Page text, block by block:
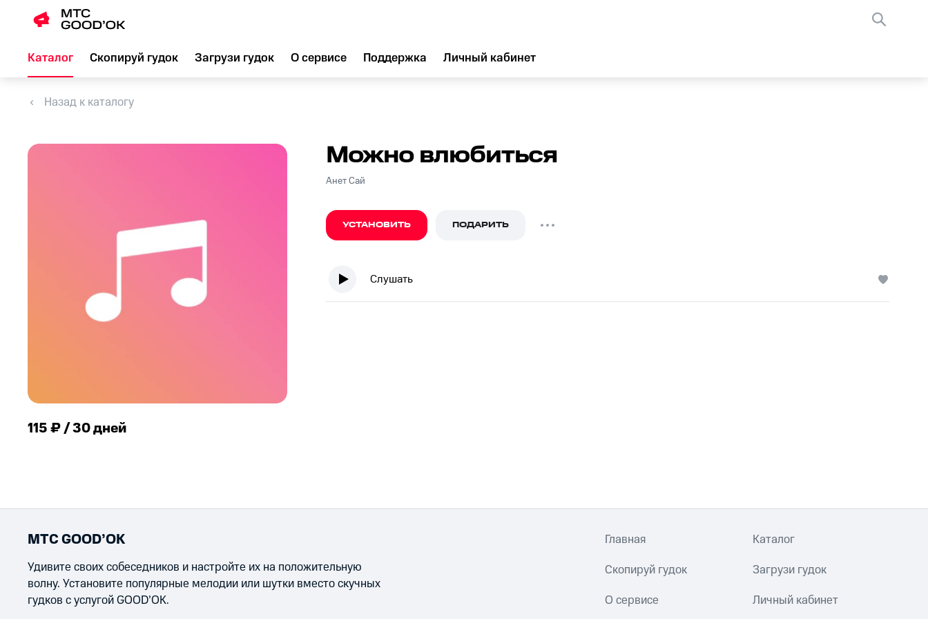
Каталог Скопируй гудок Загрузи гудок О сервисе Поддержка Личный кабинет
Назад к каталогу
115 ₽ / 30 дней
Можно влюбиться
Анет Сай
УСТАНОВИТЬ ПОДАРИТЬ
Слушать
МТС GOOD’OK
Удивите своих собеседников и настройте их на положительную
волну. Установите популярные мелодии или шутки вместо скучных
гудков с услугой GOOD’OK.
Главная Каталог
Скопируй гудок Загрузи гудок
О сервисе Личный кабинет